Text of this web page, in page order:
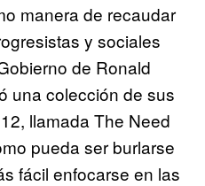
manera de recaudar
y sociales
de Ronald
una colección de sus
llamada The Need
pueda ser burlarse
fácil enfocarse en las